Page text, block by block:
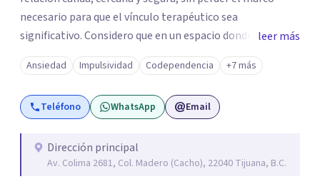
necesario para que el vínculo terapéutico sea
significativo. Considero que en un espacio donde uno
puede sentirse acompañado y escuchado, es posible
mirar con honestidad cómo nos vinculamos afuera, qué se
repite, qué duele, y qué puede transformarse. En mi
consultorio hay lugar para todo: risas, tristezas, enojos y
escuchada. Si pudiste conectar con algo de esto,
mándame un mensaje y comencemos juntos a trabajar en
leer más
Ansiedad Impulsividad Codependencia +7 más
Teléfono WhatsApp Email
Dirección principal
Av. Colima 2681, Col. Madero (Cacho), 22040 Tijuana, B.C.